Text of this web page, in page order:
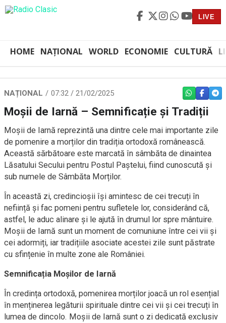
LIVE
HOME NAȚIONAL WORLD ECONOMIE CULTURĂ
NAȚIONAL 07:32 / 21/02/2025 WHATSAPP
Moșii de Iarnă – Semnificație și Tradiții
Moșii de Iarnă reprezintă una dintre cele mai importante zile
de pomenire a morților din tradiția ortodoxă românească.
Această sărbătoare este marcată în sâmbăta de dinaintea
Lăsatului Secului pentru Postul Paștelui, fiind cunoscută și
sub numele de Sâmbăta Morților.
În această zi, credincioșii își amintesc de cei trecuți în
neființă și fac pomeni pentru sufletele lor, considerând că,
astfel, le aduc alinare și le ajută în drumul lor spre mântuire.
Moșii de Iarnă sunt un moment de comuniune între cei vii și
cei adormiți, iar tradițiile asociate acestei zile sunt păstrate
cu sfințenie în multe zone ale României.
Semnificația Moșilor de Iarnă
În credința ortodoxă, pomenirea morților joacă un rol esențial
în menținerea legăturii spirituale dintre cei vii și cei trecuți în
lumea de dincolo. Moșii de Iarnă sunt o zi dedicată exclusiv